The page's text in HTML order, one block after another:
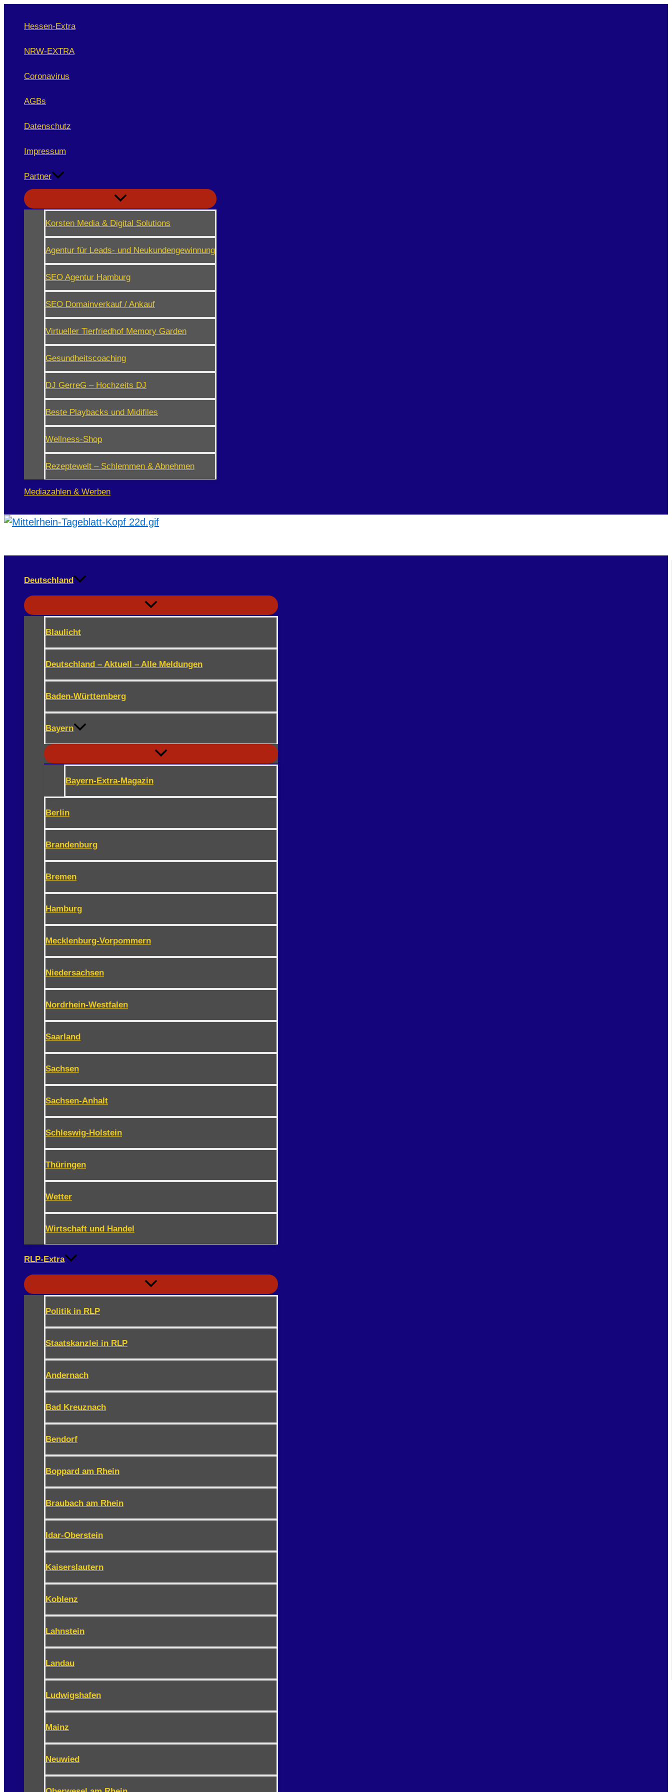
InhaltHessen-Extra
NRW-EXTRA
Coronavirus
AGBs
Datenschutz
Impressum
Partner
Korsten Media & Digital Solutions
Agentur für Leads- und Neukundengewinnung
SEO Agentur Hamburg
SEO Domainverkauf / Ankauf
Virtueller Tierfriedhof Memory Garden
Gesundheitscoaching
DJ GerreG – Hochzeits DJ
Beste Playbacks und Midifiles
Wellness-Shop
Rezeptewelt – Schlemmen & Abnehmen
Mediazahlen & Werben
Deutschland
Blaulicht
Deutschland – Aktuell – Alle Meldungen
Baden-Württemberg
Bayern
Bayern-Extra-Magazin
Berlin
Brandenburg
Bremen
Hamburg
Mecklenburg-Vorpommern
Niedersachsen
Nordrhein-Westfalen
Saarland
Sachsen
Sachsen-Anhalt
Schleswig-Holstein
Thüringen
Wetter
Wirtschaft und Handel
RLP-Extra
Politik in RLP
Staatskanzlei in RLP
Andernach
Bad Kreuznach
Bendorf
Boppard am Rhein
Braubach am Rhein
Idar-Oberstein
Kaiserslautern
Koblenz
Lahnstein
Landau
Ludwigshafen
Mainz
Neuwied